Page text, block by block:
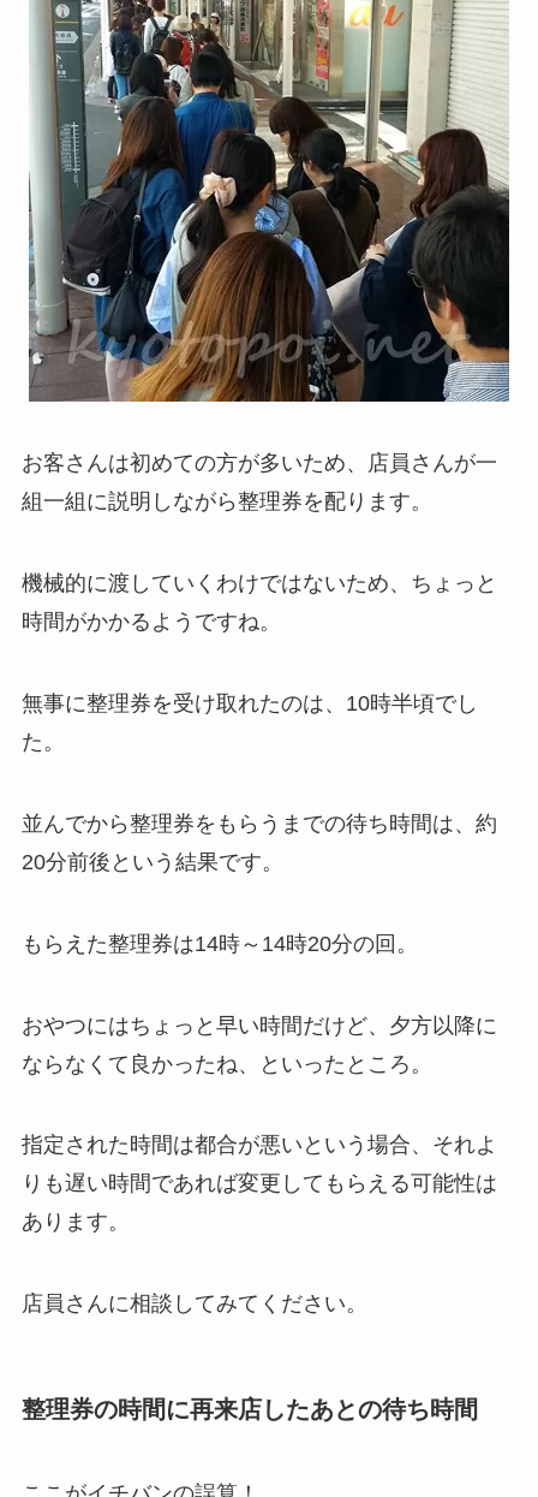
お客さんは初めての方が多いため、店員さんが一
組一組に説明しながら整理券を配ります。
機械的に渡していくわけではないため、ちょっと
時間がかかるようですね。
無事に整理券を受け取れたのは、10時半頃でし
た。
並んでから整理券をもらうまでの待ち時間は、約
20分前後という結果です。
もらえた整理券は14時～14時20分の回。
おやつにはちょっと早い時間だけど、夕方以降に
ならなくて良かったね、といったところ。
指定された時間は都合が悪いという場合、それよ
りも遅い時間であれば変更してもらえる可能性は
あります。
店員さんに相談してみてください。
整理券の時間に再来店したあとの待ち時間